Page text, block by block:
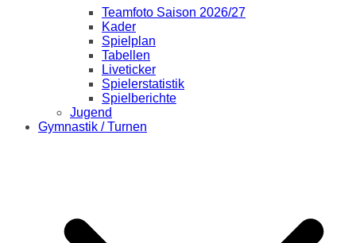
Teamfoto Saison 2026/27
Kader
Spielplan
Tabellen
Liveticker
Spielerstatistik
Spielberichte
Jugend
Gymnastik / Turnen